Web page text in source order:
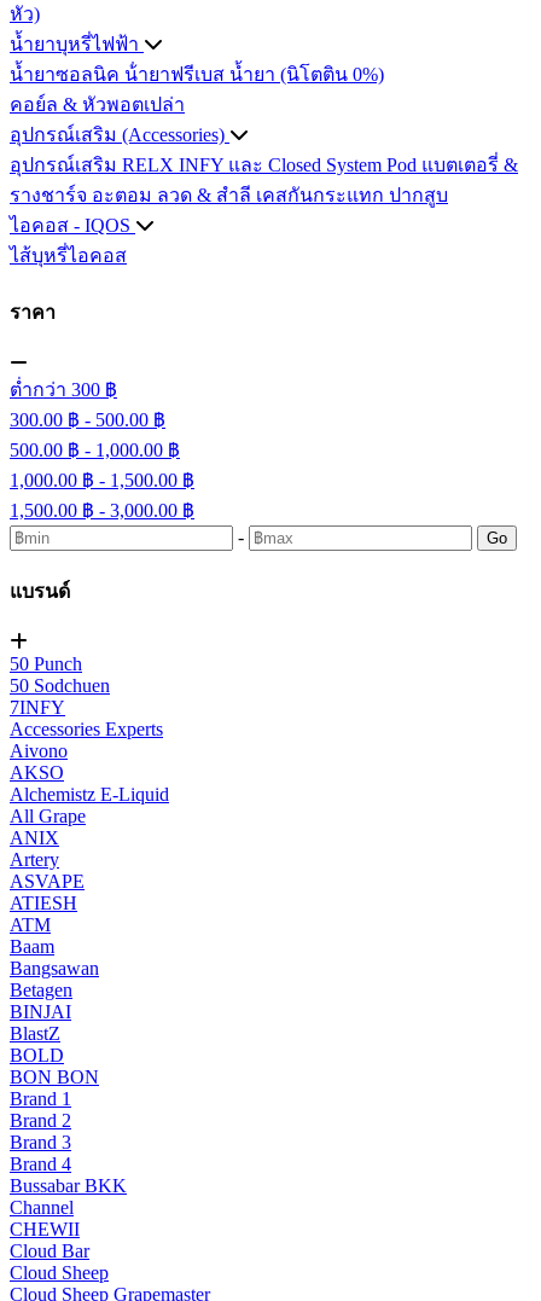
หัว)
น้ำยาบุหรี่ไฟฟ้า
น้ำยาซอลนิค น้ํายาฟรีเบส น้ำยา (นิโตติน 0%)
คอย์ล & หัวพอตเปล่า
อุปกรณ์เสริม (Accessories)
อุปกรณ์เสริม RELX INFY และ Closed System Pod แบตเตอรี่ &
รางชาร์จ อะตอม ลวด ​& สำลี เคสกันกระแทก ปากสูบ
ไอคอส - IQOS
ไส้บุหรี่ไอคอส
ราคา
ต่ำกว่า 300 ฿
300.00 ฿ - 500.00 ฿
500.00 ฿ - 1,000.00 ฿
1,000.00 ฿ - 1,500.00 ฿
1,500.00 ฿ - 3,000.00 ฿
-
Go
แบรนด์
50 Punch
50 Sodchuen
7INFY
Accessories Experts
Aivono
AKSO
Alchemistz E-Liquid
All Grape
ANIX
Artery
ASVAPE
ATIESH
ATM
Baam
Bangsawan
Betagen
BINJAI
BlastZ
BOLD
BON BON
Brand 1
Brand 2
Brand 3
Brand 4
Bussabar BKK
Channel
CHEWII
Cloud Bar
Cloud Sheep
Cloud Sheep Grapemaster